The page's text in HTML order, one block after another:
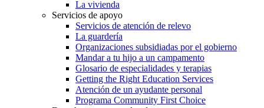
La vivienda
Servicios de apoyo
Servicios de atención de relevo
La guardería
Organizaciones subsidiadas por el gobierno
Mandar a tu hijo a un campamento
Glosario de especialidades y terapias
Getting the Right Education Services
Atención de un ayudante personal
Programa Community First Choice